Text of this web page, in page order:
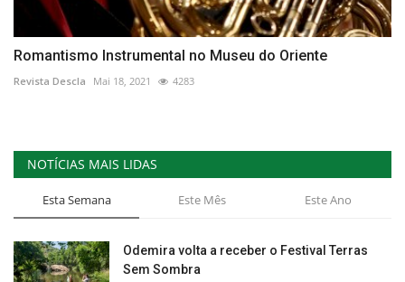
Romantismo Instrumental no Museu do Oriente
Revista Descla Mai 18, 2021 4283
NOTÍCIAS MAIS LIDAS
Esta Semana Este Mês Este Ano
Odemira volta a receber o Festival Terras
Sem Sombra